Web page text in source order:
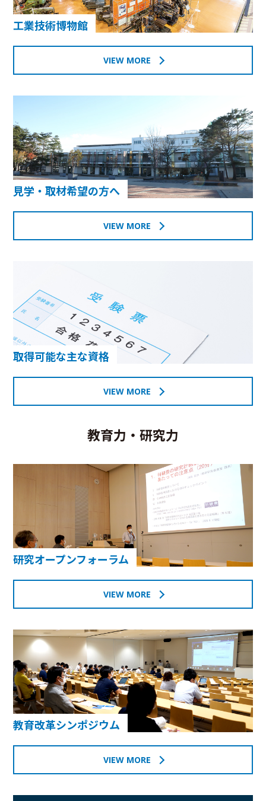
工業技術博物館
VIEW MORE
見学・取材希望の方へ
VIEW MORE
取得可能な主な資格
VIEW MORE
教育力・研究力
研究オープンフォーラム
VIEW MORE
教育改革シンポジウム
VIEW MORE